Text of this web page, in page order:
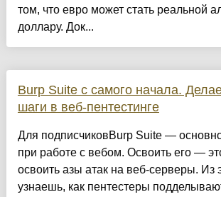
том, что евро может стать реальной
доллару. Док...
Burp Suite с самого начала.
шаги в веб-пентестинге
Для подписчиковBurp Suite —
при работе с вебом. Освоить его —
освоить азы атак на веб‑серверы. Из
узнаешь, как пентестеры